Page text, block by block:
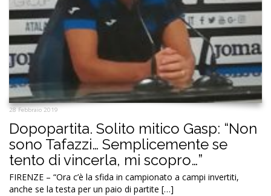
28 Febbraio 2019
Dopopartita. Solito mitico Gasp: “Non
sono Tafazzi… Semplicemente se
tento di vincerla, mi scopro…”
FIRENZE – “Ora c’è la sfida in campionato a campi invertiti,
anche se la testa per un paio di partite […]